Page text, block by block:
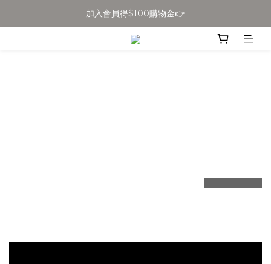
全館滿$699免運
加入會員得$100購物金👉
全館滿$699免運
prev next